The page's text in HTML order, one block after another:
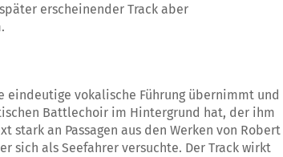
erscheinender Track aber
eindeutige vokalische Führung übernimmt und
Battlechoir im Hintergrund hat, der ihm
stark an Passagen aus den Werken von Robert
sich als Seefahrer versuchte. Der Track wirkt